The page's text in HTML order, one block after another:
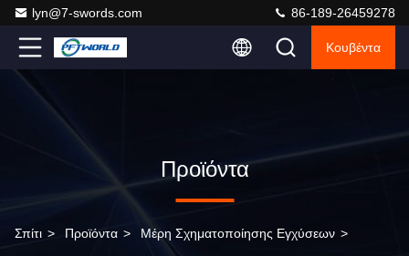
lyn@7-swords.com 86-189-26459278
Κουβέντα
Προϊόντα
Σπίτι > Προϊόντα > Μέρη Σχηματοποίησης Εγχύσεων >